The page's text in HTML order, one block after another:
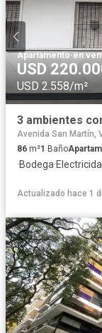
Apartamento·en
USD
USD 2.558/m²
Avenida San Martín,
86 m²1 Baño
·Bodega·
Actualizado hace 1